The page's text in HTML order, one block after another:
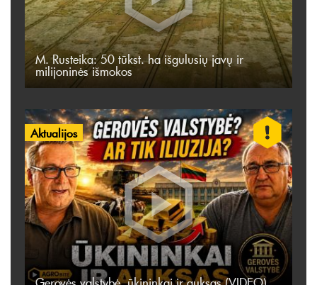
M. Rusteika: 50 tūkst. ha išgulusių javų ir
milijoninės išmokos
Aktualijos